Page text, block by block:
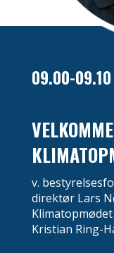
09.00-09.10
v.
direktør Lars
Kristian Ring-